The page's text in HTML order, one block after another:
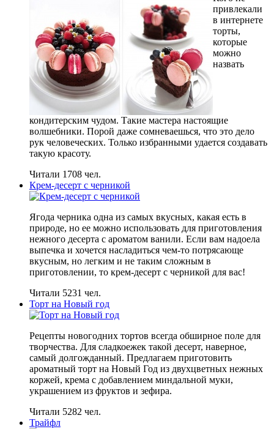
привлекали
в интернете
торты,
которые
можно
назвать
кондитерским чудом. Такие мастера настоящие
волшебники. Порой даже сомневаешься, что это дело
рук человеческих. Только избранными удается создавать
такую красоту.
Читали 1708 чел.
Крем-десерт с черникой
Ягода черника одна из самых вкусных, какая есть в
природе, но ее можно использовать для приготовления
нежного десерта с ароматом ванили. Если вам надоела
выпечка и хочется насладиться чем-то потрясающе
вкусным, но легким и не таким сложным в
приготовлении, то крем-десерт с черникой для вас!
Читали 5231 чел.
Торт на Новый год
Рецепты новогодних тортов всегда обширное поле для
творчества. Для сладкоежек такой десерт, наверное,
самый долгожданный. Предлагаем приготовить
ароматный торт на Новый Год из двухцветных нежных
коржей, крема с добавлением миндальной муки,
украшением из фруктов и зефира.
Читали 5282 чел.
Трайфл